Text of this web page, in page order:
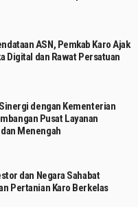
ASN, Pemkab Karo Ajak
Digital dan Rawat Persatuan
dengan Kementerian
Pusat Layanan
Menengah
dan Negara Sahabat
Pertanian Karo Berkelas